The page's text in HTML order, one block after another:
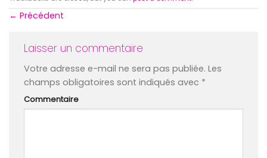
← Précédent
Laisser un commentaire
Votre adresse e-mail ne sera pas publiée. Les
champs obligatoires sont indiqués avec *
Commentaire